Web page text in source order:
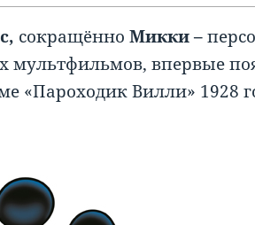
сокращённоМикки–
мультфильмов, впервые
«Пароходик Вилли» 1928